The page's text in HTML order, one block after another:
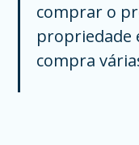
comprar o
propriedade
compra